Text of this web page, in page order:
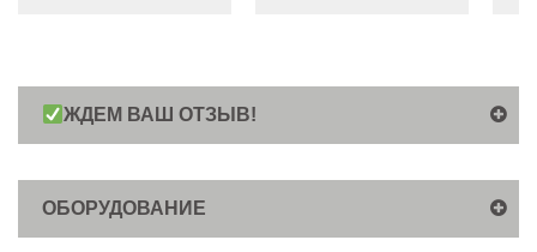
ЖДЕМ ВАШ ОТЗЫВ!
ОБОРУДОВАНИЕ